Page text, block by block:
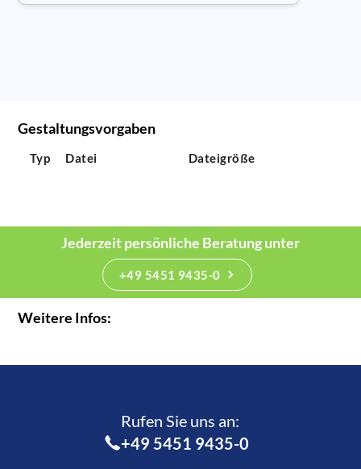
Gestaltungsvorgaben
Typ Datei Dateigröße
Jederzeit persönliche Beratung unter
+49 5451 9435-0
Weitere Infos:
Rufen Sie uns an:­
+49 5451 9435-0